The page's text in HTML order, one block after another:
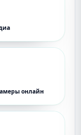
онлайн